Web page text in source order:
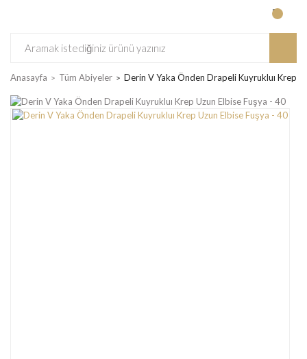
Anasayfa Tüm Abiyeler Derin V Yaka Önden Drapeli Kuyrukluı Krep